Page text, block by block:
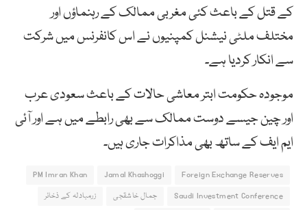
کے قتل کے باعث کئی مغربی ممالک کے رہنماؤں اور
مختلف ملٹی نیشنل کمپنیوں نے اس کانفرنس میں شرکت
سے انکار کردیا ہے۔
موجودہ حکومت ابتر معاشی حالات کے باعث سعودی عرب
اور چین جیسے دوست ممالک سے بھی رابطے میں ہے اور آئی
ایم ایف کے ساتھ بھی مذاکرات جاری ہیں۔
Foreign Exchange Reserves
Jamal Khashoggi
PM Imran Khan
Saudi Investment Conference
جمال خاشقجی
زرمبادلہ کے ذخائر